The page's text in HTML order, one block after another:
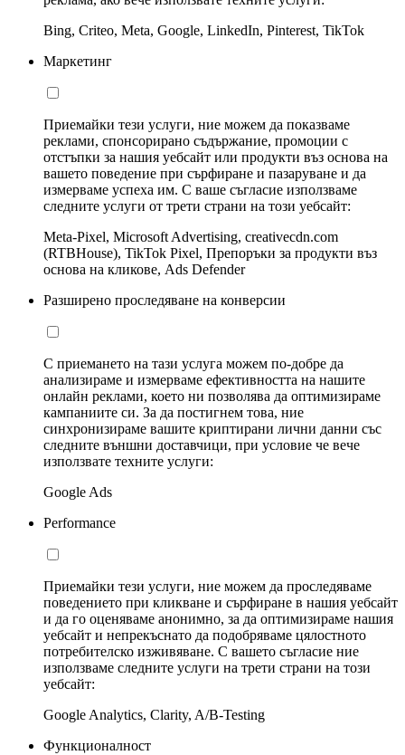
Bing, Criteo, Meta, Google, LinkedIn, Pinterest, TikTok
Маркетинг
Приемайки тези услуги, ние можем да показваме
реклами, спонсорирано съдържание, промоции с
отстъпки за нашия уебсайт или продукти въз основа на
вашето поведение при сърфиране и пазаруване и да
измерваме успеха им. С ваше съгласие използваме
следните услуги от трети страни на този уебсайт:
Meta-Pixel, Microsoft Advertising, creativecdn.com
(RTBHouse), TikTok Pixel, Препоръки за продукти въз
основа на кликове, Ads Defender
Разширено проследяване на конверсии
С приемането на тази услуга можем по-добре да
анализираме и измерваме ефективността на нашите
онлайн реклами, което ни позволява да оптимизираме
кампаниите си. За да постигнем това, ние
синхронизираме вашите криптирани лични данни със
следните външни доставчици, при условие че вече
използвате техните услуги:
Google Ads
Performance
Приемайки тези услуги, ние можем да проследяваме
поведението при кликване и сърфиране в нашия уебсайт
и да го оценяваме анонимно, за да оптимизираме нашия
уебсайт и непрекъснато да подобряваме цялостното
потребителско изживяване. С вашето съгласие ние
използваме следните услуги на трети страни на този
уебсайт:
Google Analytics, Clarity, A/B-Testing
Функционалност